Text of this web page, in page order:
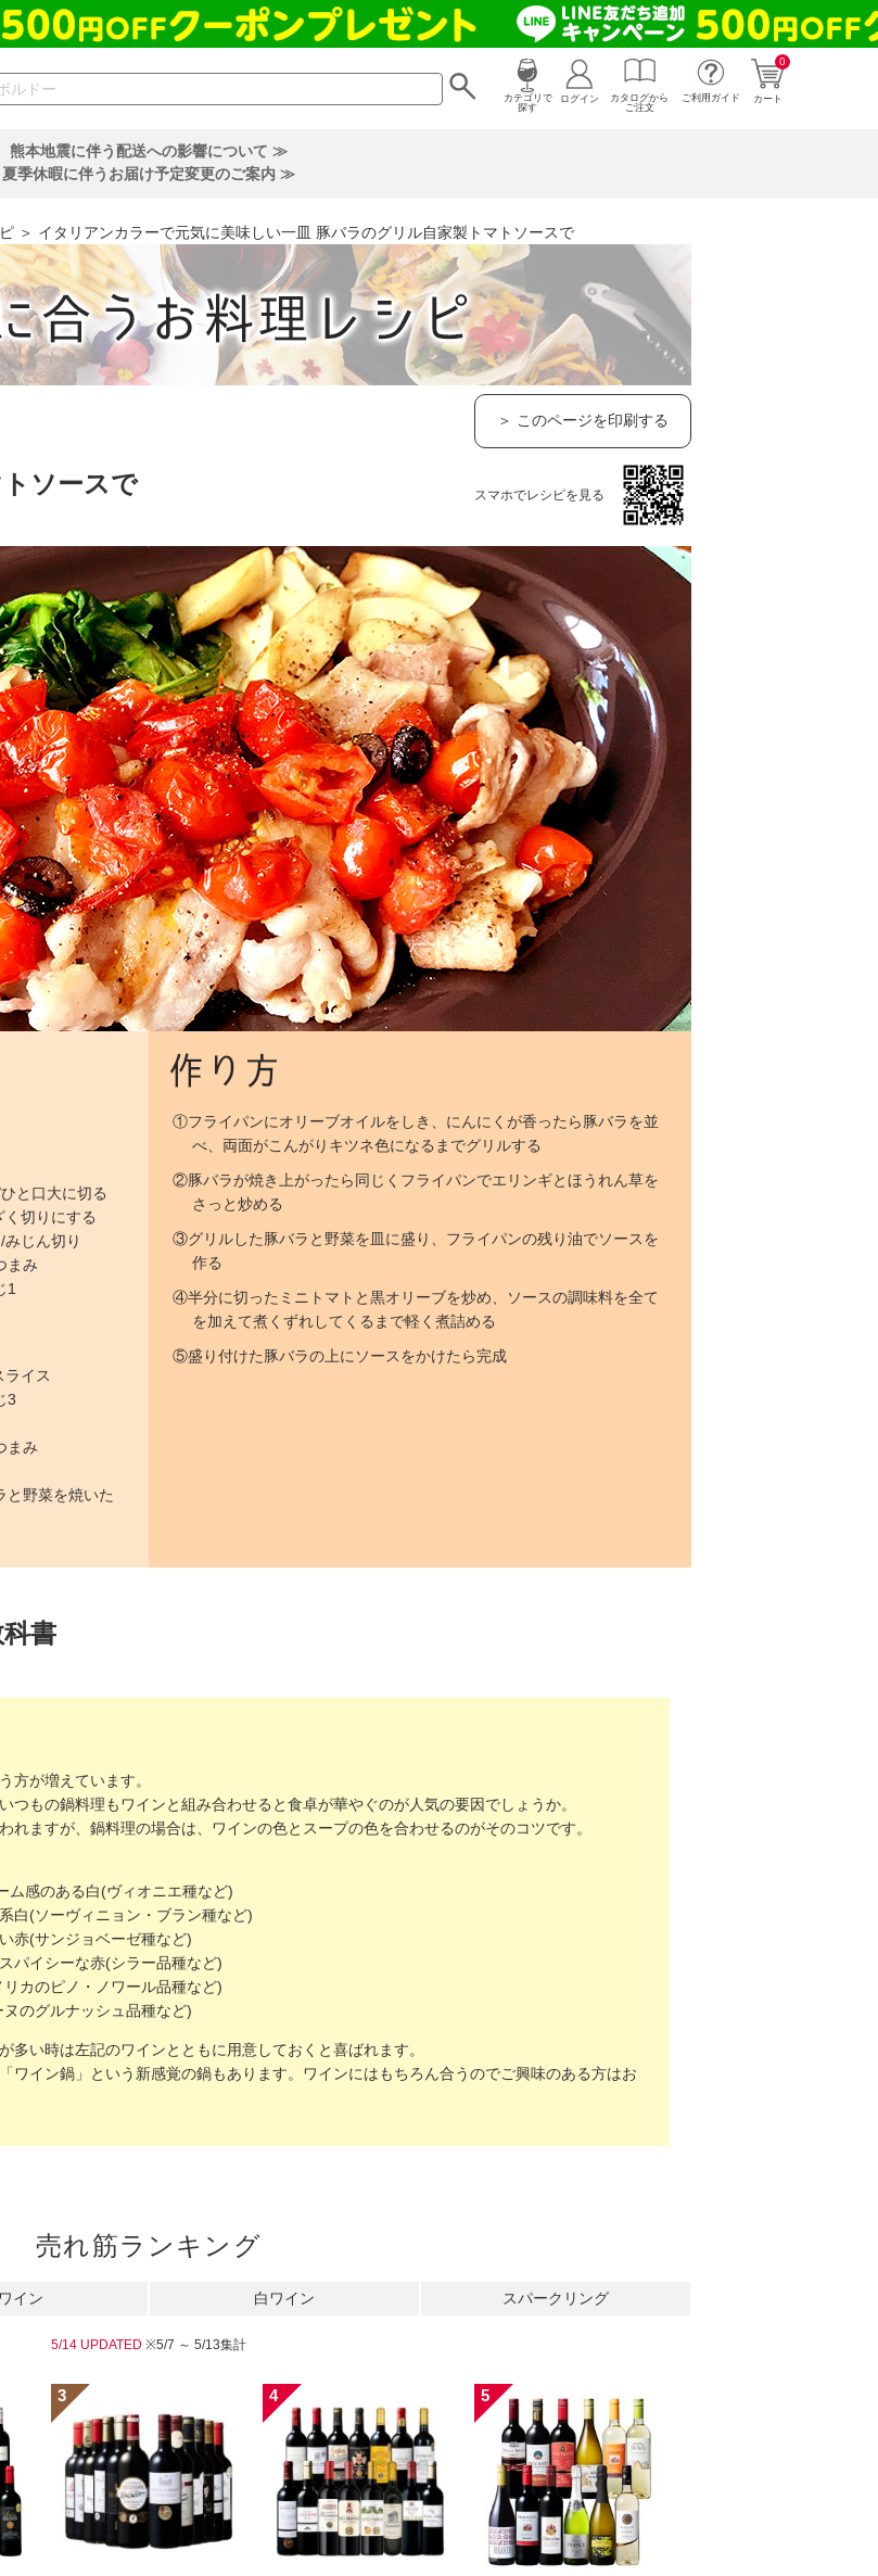
カテゴリで
探す
0
カート
ログイン
カタログから
ご注文
ご利用ガイド
熊本地震に伴う配送への影響について ≫
夏季休暇に伴うお届け予定変更のご案内 ≫
＞ イタリアンカラーで元気に美味しい一皿 豚バラのグリル自家製トマトソースで
ソースで
＞ このページを印刷する
スマホでレシピを見る
大に切る
りにする
ん切り
み
イス
3
み
菜を焼いた
①フライパンにオリーブオイルをしき、にんにくが香ったら豚バラを並
べ、両面がこんがりキツネ色になるまでグリルする
②豚バラが焼き上がったら同じくフライパンでエリンギとほうれん草を
さっと炒める
③グリルした豚バラと野菜を皿に盛り、フライパンの残り油でソースを
作る
④半分に切ったミニトマトと黒オリーブを炒め、ソースの調味料を全て
を加えて煮くずれしてくるまで軽く煮詰める
⑤盛り付けた豚バラの上にソースをかけたら完成
書
方が増えています。
もの鍋料理もワインと組み合わせると食卓が華やぐのが人気の要因でしょうか。
ますが、鍋料理の場合は、ワインの色とスープの色を合わせるのがそのコツです。
感のある白(ヴィオニエ種など)
ーヴィニョン・ブラン種など)
(サンジョベーゼ種など)
イシーな赤(シラー品種など)
のピノ・ノワール品種など)
のグルナッシュ品種など)
い時は左記のワインとともに用意しておくと喜ばれます。
ワイン鍋」という新感覚の鍋もあります。ワインにはもちろん合うのでご興味のある方はお
売れ筋ランキング
5/14 UPDATED ※5/7 ～ 5/13集計
イン 白ワイン スパークリング